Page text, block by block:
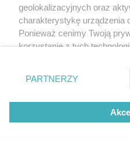
geolokalizacyjnych oraz
charakterystykę urządzenia
Ponieważ cenimy Twoją
korzystanie z tych
zmienić/wycofać klikając
znajdujący się w lewym
rodzaje przetwarzania
użytkownika, ale masz
przetwarzaniu. Preferencje
PARTNERZY